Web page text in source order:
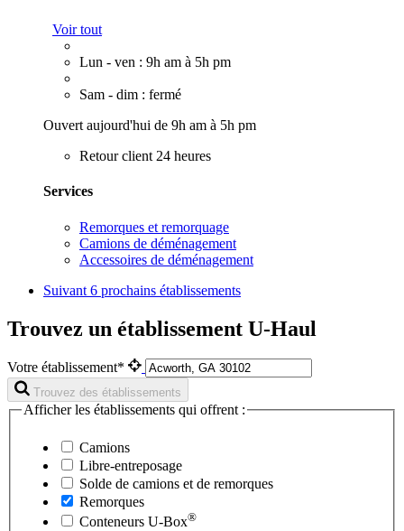
Voir tout
Lun - ven : 9h am à 5h pm
Sam - dim : fermé
Ouvert aujourd'hui de 9h am à 5h pm
Retour client 24 heures
Services
Remorques et remorquage
Camions de déménagement
Accessoires de déménagement
Suivant 6 prochains établissements
Trouvez un établissement U-Haul
Votre établissement*
Trouvez des établissements
Afficher les établissements qui offrent :
Camions
Libre-entreposage
Solde de camions et de remorques
Remorques
Conteneurs U-Box®